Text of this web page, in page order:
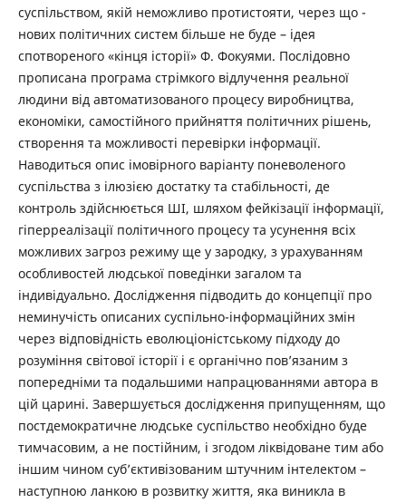
суспільством, якій неможливо протистояти, через що ­
нових політичних систем більше не буде – ідея
спотвореного «кінця історії» Ф. Фокуями. Послідовно
прописана програма стрімкого відлучення реальної
людини від автоматизованого процесу виробництва,
економіки, самостійного прийняття політичних рішень,
створення та можливості перевірки інформації.
Наводиться опис імовірного варіанту поневоленого
суспільства з ілюзією достатку та стабільності, де
контроль здійснюється ШІ, ­шляхом фейкізації інформації,
гіперреалізації політичного процесу та усунення всіх
можливих загроз режиму ще у зародку, з урахуванням
особливостей людської поведінки загалом та
індивідуально. ­Дослідження підводить до концепції про
неминучість описаних суспільно-інформаційних змін
через відповідність еволюціоністському підходу до
розуміння світової історії і є органічно пов’язаним з
попередніми та подальшими напрацюваннями автора в
цій царині. Завершується дослідження припущенням, що
постдемократичне людське суспільство необхідно буде
тимчасовим, а не постійним, і згодом ліквідоване тим або
іншим чином суб’єктивізованим штучним інтелектом –
наступною ланкою в розвитку життя, яка виникла в